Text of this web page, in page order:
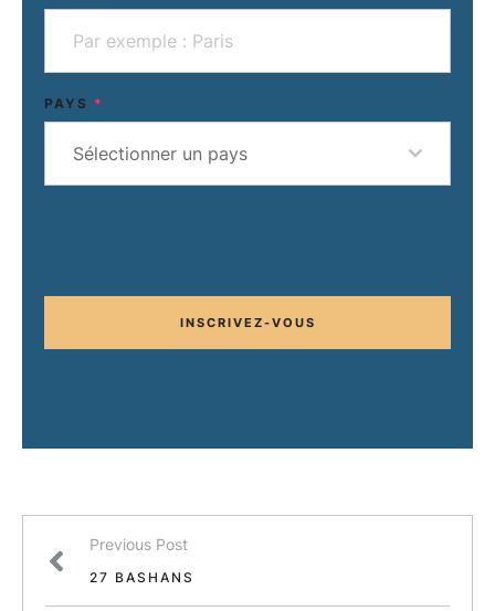
PAYS *
Sélectionner un pays
INSCRIVEZ-VOUS
Previous Post
27 BASHANS